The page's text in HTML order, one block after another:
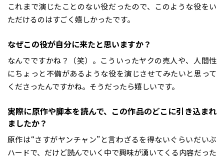
これまで演じたことのない役だったので、このような役をい
ただけるのはすごく嬉しかったです。
――なぜこの役が自分に来たと思いますか？
なんでですかね？（笑）。こういったヤクの売人や、人間性
にちょっと不備があるような役を演じさせてみたいと思って
くださったんですかね。そうだったら嬉しいです。
――実際に原作や脚本を読んで、この作品のどこに引き込まれ
ましたか？
原作は“さすがヤンチャン”と言わざるを得ないぐらいだいぶ
ハードで、だけど読んでいく中で興味が湧いてくる内容だった